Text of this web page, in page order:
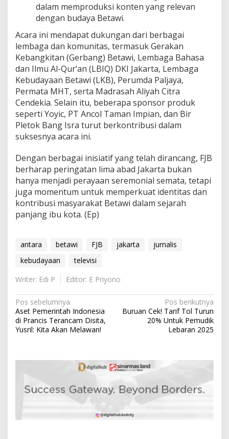
dalam memproduksi konten yang relevan
dengan budaya Betawi.
Acara ini mendapat dukungan dari berbagai
lembaga dan komunitas, termasuk Gerakan
Kebangkitan (Gerbang) Betawi, Lembaga Bahasa
dan Ilmu Al-Qur’an (LBIQ) DKI Jakarta, Lembaga
Kebudayaan Betawi (LKB), Perumda Paljaya,
Permata MHT, serta Madrasah Aliyah Citra
Cendekia. Selain itu, beberapa sponsor produk
seperti Yoyic, PT Ancol Taman Impian, dan Bir
Pletok Bang Isra turut berkontribusi dalam
suksesnya acara ini.
Dengan berbagai inisiatif yang telah dirancang, FJB
berharap peringatan lima abad Jakarta bukan
hanya menjadi perayaan seremonial semata, tetapi
juga momentum untuk memperkuat identitas dan
kontribusi masyarakat Betawi dalam sejarah
panjang ibu kota. (Ep)
antara betawi FJB jakarta
jurnalis
kebudayaan
televisi
Writer: Edi P
Editor: E Priyono
N
a
v
g
p
Pos sebelumnya
Aset Pemerintah Indonesia
di Prancis Terancam Disita,
Yusril: Kita Akan Melawan!
Pos berikutnya
Buruan Cek! Tarif Tol Turun
20% Untuk Pemudik
Lebaran 2025